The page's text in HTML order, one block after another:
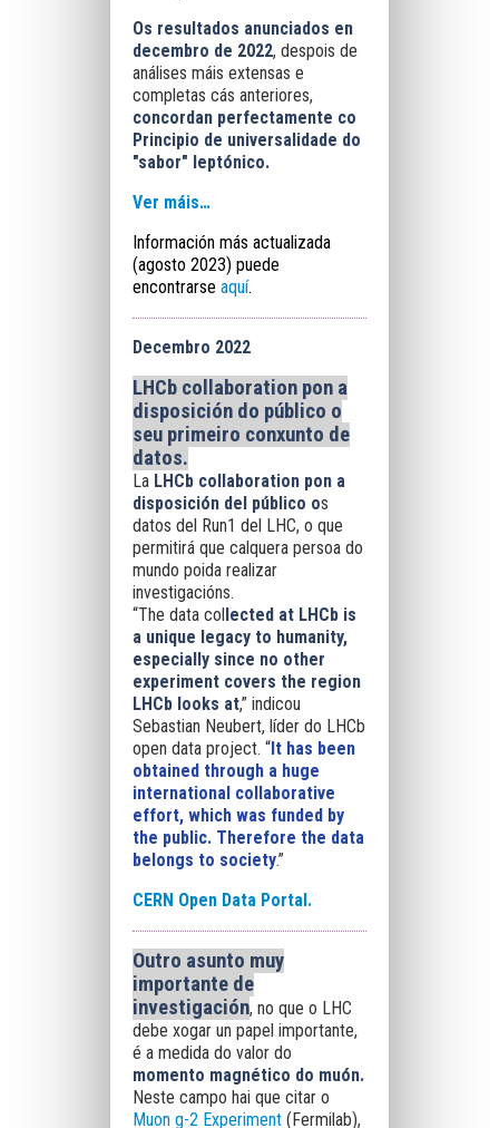
Os resultados anunciados en
decembro de 2022, despois de
análises máis extensas e
completas cás anteriores,
concordan perfectamente co
Principio de universalidade do
"sabor" leptónico.
Ver máis…
Información más actualizada
(agosto 2023) puede
encontrarse aquí.
Decembro 2022
LHCb collaboration pon a
disposición do público o
seu primeiro conxunto de
datos.
La LHCb collaboration pon a
disposición del público os
datos del Run1 del LHC, o que
permitirá que calquera persoa do
mundo poida realizar
investigacións.
“The data collected at LHCb is
a unique legacy to humanity,
especially since no other
experiment covers the region
LHCb looks at,” indicou
Sebastian Neubert, líder do LHCb
open data project. “It has been
obtained through a huge
international collaborative
effort, which was funded by
the public. Therefore the data
belongs to society.”
CERN Open Data Portal.
Outro asunto muy
importante de
investigación, no que o LHC
debe xogar un papel importante,
é a medida do valor do
momento magnético do muón.
Neste campo hai que citar o
Muon g-2 Experiment(Fermilab),